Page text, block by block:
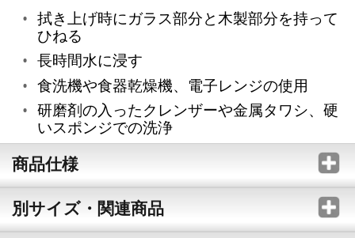
拭き上げ時にガラス部分と木製部分を持って
ひねる
長時間水に浸す
食洗機や食器乾燥機、電子レンジの使用
研磨剤の入ったクレンザーや金属タワシ、硬
いスポンジでの洗浄
商品仕様
別サイズ・関連商品